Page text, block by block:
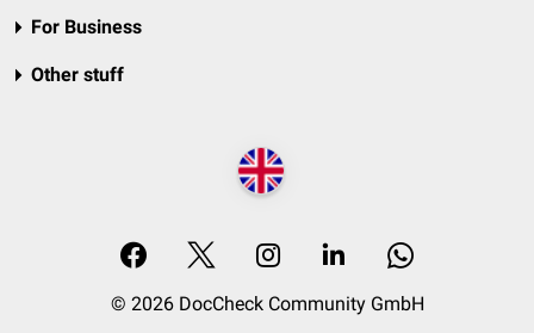
For Business
Other stuff
© 2026 DocCheck Community GmbH